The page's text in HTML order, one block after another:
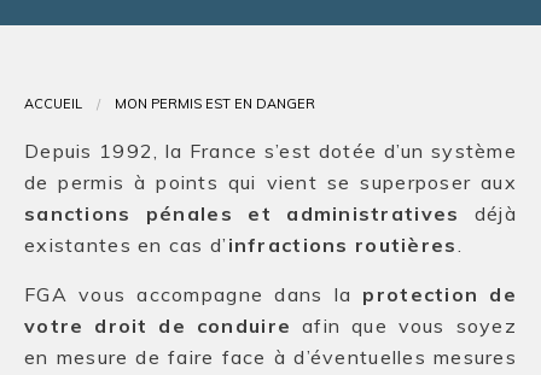
ACCUEIL MON PERMIS EST EN DANGER
Depuis 1992, la France s’est dotée d’un système
de permis à points qui vient se superposer aux
sanctions pénales et administratives
déjà
existantes en cas d’ infractions routières.
FGA vous accompagne dans la protection de
votre droit de conduire afin que vous soyez
en mesure de faire face à d’éventuelles mesures